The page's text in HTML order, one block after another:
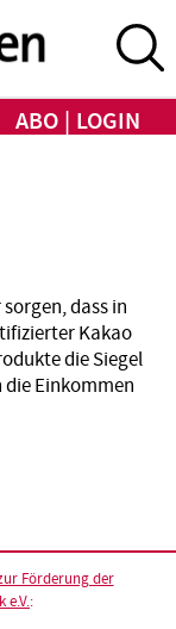
ABO LOGIN
dass in
Kakao
die Siegel
die Einkommen
Förderung der
e.V.: